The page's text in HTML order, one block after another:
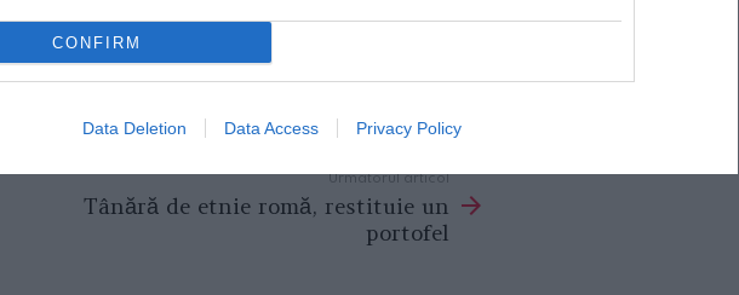
CONFIRM
Data Deletion Data Access Privacy Policy
deja era în agonie şi arsă. În furgoneta
a fost lovită cu un ciocan. Călăii săi,
au fost Benazzo şi Pistroescu.
Următorul articol
Tânără de etnie romă, restituie un
portofel